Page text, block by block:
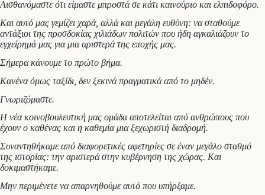
Αισθανόμαστε ότι είμαστε μπροστά σε κάτι καινούριο και ελπιδοφόρο.
Και αυτό μας γεμίζει χαρά, αλλά και μεγάλη ευθύνη: να σταθούμε
αντάξιοι της προσδοκίας χιλιάδων πολιτών που ήδη αγκαλιάζουν το
εγχείρημά μας για μια αριστερά της εποχής μας.
Σήμερα κάνουμε το πρώτο βήμα.
Κανένα όμως ταξίδι, δεν ξεκινά πραγματικά από το μηδέν.
Γνωριζόμαστε.
Η νέα κοινοβουλευτική μας ομάδα αποτελείται από ανθρώπους που
έχουν ο καθένας και η καθεμία μια ξεχωριστή διαδρομή.
Συναντηθήκαμε από διαφορετικές αφετηρίες σε έναν μεγάλο σταθμό
της ιστορίας: την αριστερά στην κυβέρνηση της χώρας. Και
δοκιμαστήκαμε.
Μην περιμένετε να απαρνηθούμε αυτό που υπήρξαμε.